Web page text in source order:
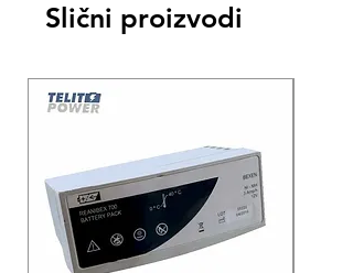
Slični proizvodi